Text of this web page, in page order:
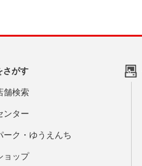
さがす
舗検索
ンター
ーク・ゆうえんち
ョップ